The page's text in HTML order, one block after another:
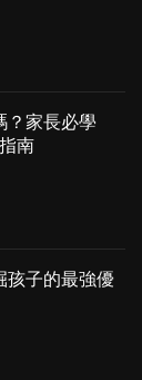
？家長必學
南
孩子的最強優